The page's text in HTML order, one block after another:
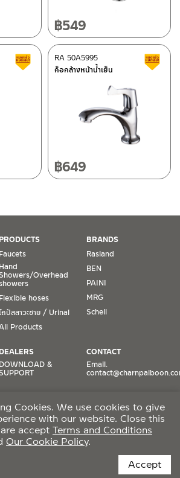
075-8668 / 091-545-0556
Center Chiangmai
Doysaked, Chaingmai 50220
17:30 hrs.
Special / Public Holidays
or seller’s receipt, shall be required
which will be checked against
In the absence of such proof of
claims can be made.
warranty claims, a product must be in
If defects such as dents,
are evident, or its overall
only to the part(s) expressly
it having faulty valves or dripping.
shall include no further than the
a part.
Us
฿549
Clearance sale
ก็อกล้างหน้าน้ำเย็น
RA 50A5995
฿649
PRODUCTS
Faucets
Hand
Showers/Overhead
Flexible hoses
ถปัสสาวะชาย / Urinal
Products
BRANDS
Rasland
BEN
PAINI
MRG
Schell
DEALERS
DOWNLOAD &
SUPPORT
CONTACT
Email.
TikTok
Facebook
CCTV POLICY
Cookies. We use cookies to give
with our website. Close this
accept Terms and Conditions
Our Cookie Policy.
Accept